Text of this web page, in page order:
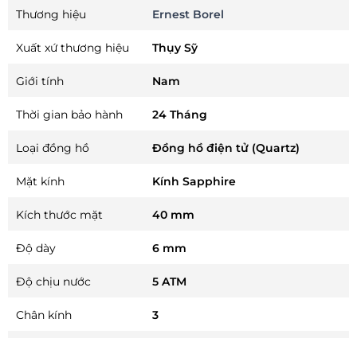
Thương hiệu Ernest Borel
Xuất xứ thương hiệu Thụy Sỹ
Giới tính Nam
Thời gian bảo hành 24 Tháng
Loại đồng hồ Đồng hồ điện tử (Quartz)
Mặt kính Kính Sapphire
Kích thước mặt 40 mm
Độ dày 6 mm
Độ chịu nước 5 ATM
Chân kính 3